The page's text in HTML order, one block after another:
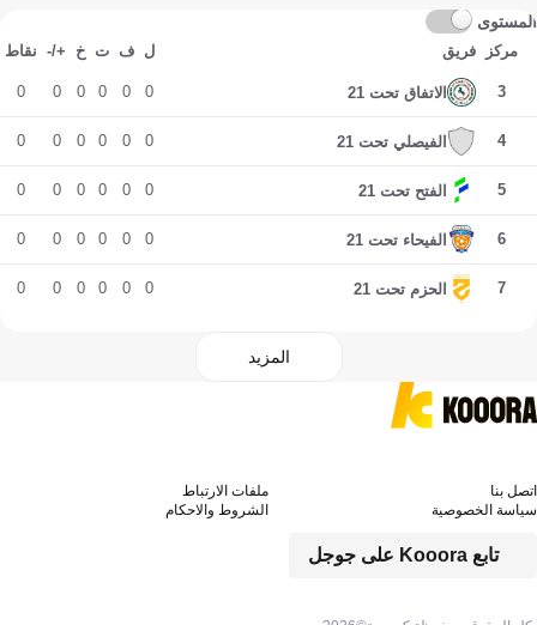
المستوى
مركز فريق ل ف ت خ +/- نقاط
3 الاتفاق تحت 21 0
0
0
0
0
0
4 الفيصلي تحت 21 0
0
0
0
0
0
5 الفتح تحت 21 0
0
0
0
0
0
6 الفيحاء تحت 21 0
0
0
0
0
0
7 الحزم تحت 21 0
0
0
0
0
0
المزيد
تابع Kooora على جوجل
اتصل بنا
ملفات الارتباط
سياسة الخصوصية
الشروط والاحكام